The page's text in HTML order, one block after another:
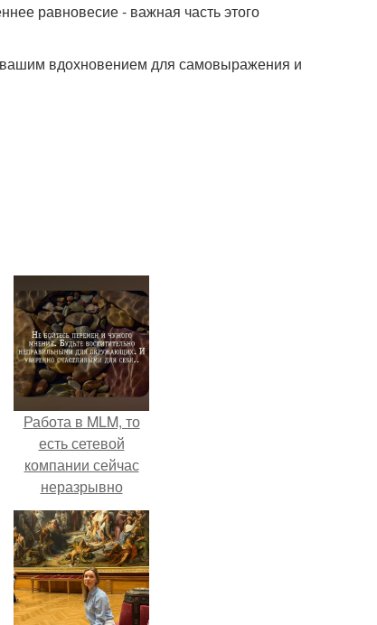
равновесие - важная часть этого
вашим вдохновением для самовыражения и
Работа в MLM, то
есть сетевой
компании сейчас
неразрывно
связана с создание
своего контента,
своей страницы в
соц сетях.